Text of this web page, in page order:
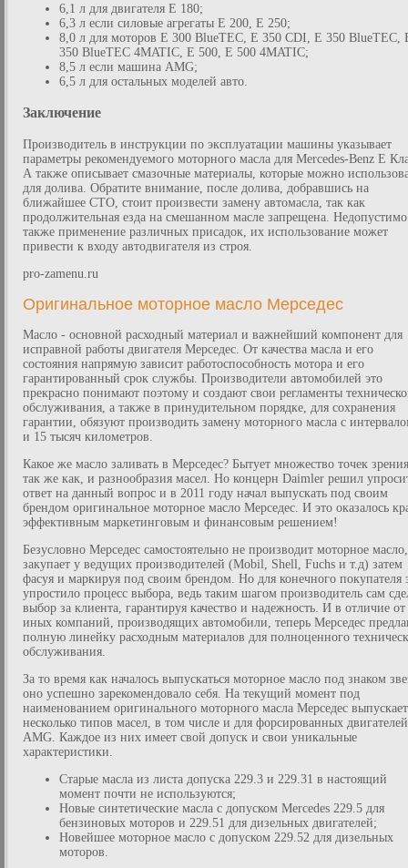
6,1 л для двигателя E 180;
6,3 л если силовые агрегаты E 200, E 250;
8,0 л для моторов E 300 BlueTEC, E 350 CDI, E 350 BlueTEC,
350 BlueTEC 4MATIC, E 500, E 500 4MATIC;
8,5 л если машина AMG;
6,5 л для остальных моделей авто.
Заключение
Производитель в инструкции по эксплуатации машины указывает
параметры рекомендуемого моторного масла для Mercedes-Benz E
А также описывает смазочные материалы, которые можно
для долива. Обратите внимание, после долива, добравшись на
ближайшее СТО, стоит произвести замену автомасла, так как
продолжительная езда на смешанном масле запрещена. Недопустимо
также применение различных присадок, их использование может
привести к входу автодвигателя из строя.
pro-zamenu.ru
Оригинальное моторное масло Мерседес
Масло - основной расходный материал и важнейший компонент для
исправной работы двигателя Мерседес. От качества масла и его
состояния напрямую зависит работоспособность мотора и его
гарантированный срок службы. Производители автомобилей это
прекрасно понимают поэтому и создают свои регламенты
обслуживания, а также в принудительном порядке, для сохранения
гарантии, обязуют производить замену моторного масла с
и 15 тысяч километров.
Какое же масло заливать в Мерседес? Бытует множество точек
так же как, и разнообразия масел. Но концерн Daimler решил
ответ на данный вопрос и в 2011 году начал выпускать под своим
брендом оригинальное моторное масло Мерседес. И это оказалось
эффективным маркетинговым и финансовым решением!
Безусловно Мерседес самостоятельно не производит моторное
закупает у ведущих производителей (Mobil, Shell, Fuchs и т.д) затем
фасуя и маркируя под своим брендом. Но для конечного покупателя
упростило процесс выбора, ведь таким шагом производитель сам
выбор за клиента, гарантируя качество и надежность. И в отличие от
иных компаний, производящих автомобили, теперь Мерседес
полную линейку расходным материалов для полноценного
обслуживания.
За то время как началось выпускаться моторное масло под знаком
оно успешно зарекомендовало себя. На текущий момент под
наименованием оригинального моторного масла Мерседес
несколько типов масел, в том числе и для форсированных двигателей
AMG. Каждое из них имеет свой допуск и свои уникальные
характеристики.
Старые масла из листа допуска 229.3 и 229.31 в настоящий
момент почти не используются;
Новые синтетические масла с допуском Mercedes 229.5 для
бензиновых моторов и 229.51 для дизельных двигателей;
Новейшее моторное масло с допуском 229.52 для дизельных
моторов.